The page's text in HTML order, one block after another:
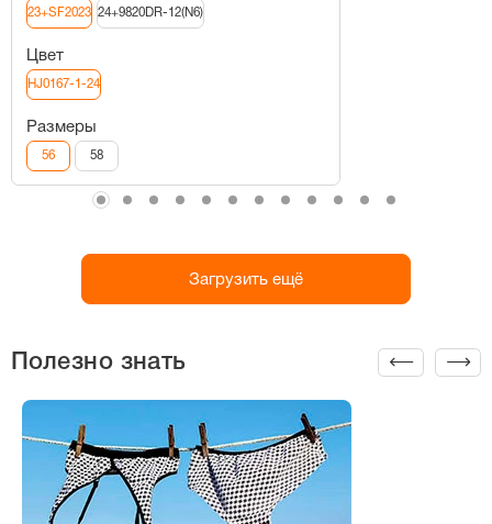
23+SF2023 24+9820DR-12(N6)
Цвет
HJ0167-1-24
Размеры
56 58
Загрузить ещё
Полезно знать